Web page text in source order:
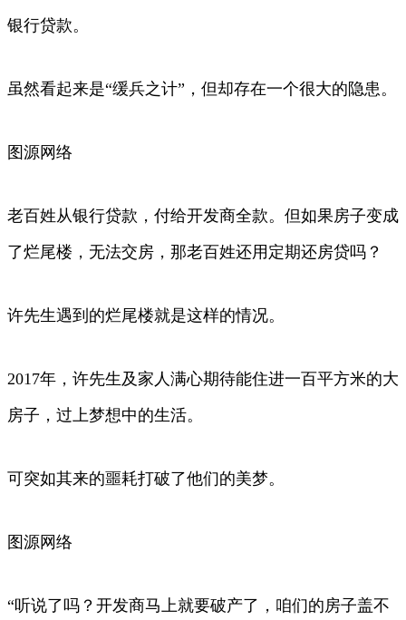
银行贷款。
虽然看起来是“缓兵之计”，但却存在一个很大的隐患。
图源网络
老百姓从银行贷款，付给开发商全款。但如果房子变成
了烂尾楼，无法交房，那老百姓还用定期还房贷吗？
许先生遇到的烂尾楼就是这样的情况。
2017年，许先生及家人满心期待能住进一百平方米的大
房子，过上梦想中的生活。
可突如其来的噩耗打破了他们的美梦。
图源网络
“听说了吗？开发商马上就要破产了，咱们的房子盖不